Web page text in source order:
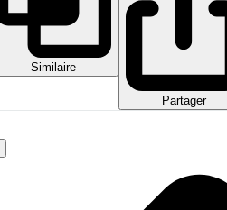
Similaire
Partager